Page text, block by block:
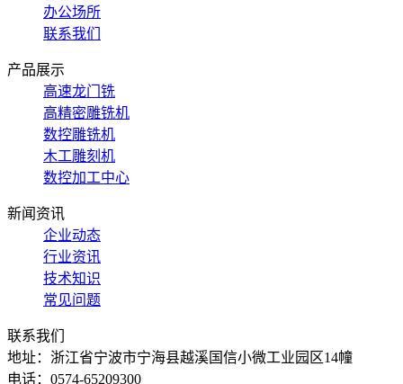
办公场所
联系我们
产品展示
高速龙门铣
高精密雕铣机
数控雕铣机
木工雕刻机
数控加工中心
新闻资讯
企业动态
行业资讯
技术知识
常见问题
联系我们
地址：浙江省宁波市宁海县越溪国信小微工业园区14幢
电话：0574-65209300